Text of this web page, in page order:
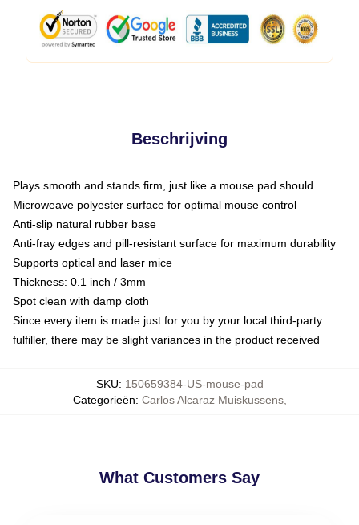
Beschrijving
Plays smooth and stands firm, just like a mouse pad should
Microweave polyester surface for optimal mouse control
Anti-slip natural rubber base
Anti-fray edges and pill-resistant surface for maximum durability
Supports optical and laser mice
Thickness: 0.1 inch / 3mm
Spot clean with damp cloth
Since every item is made just for you by your local third-party
fulfiller, there may be slight variances in the product received
SKU: 150659384-US-mouse-pad
Categorieën: Carlos Alcaraz Muiskussens,
What Customers Say